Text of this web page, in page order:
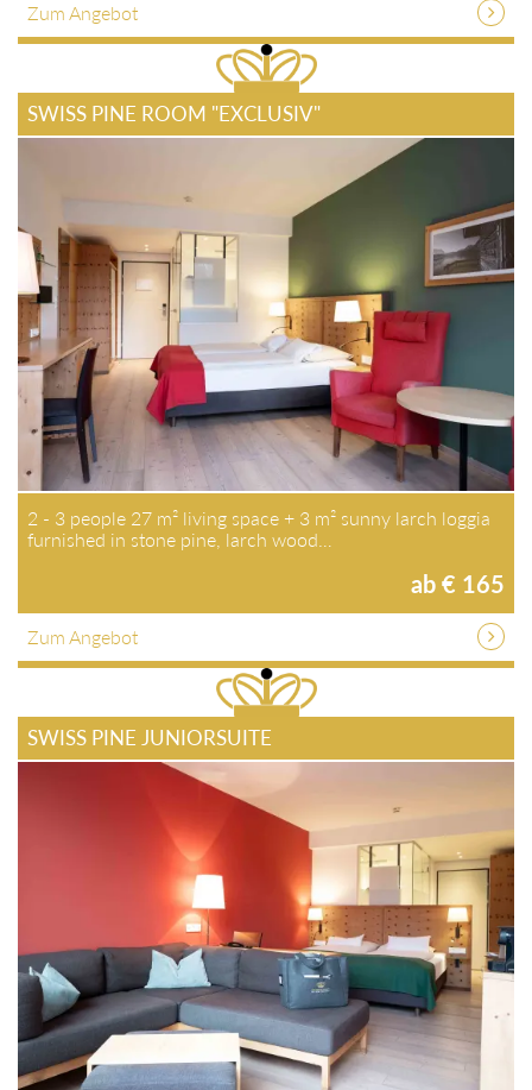
Zum Angebot
SWISS PINE ROOM "EXCLUSIV"
2 - 3 people 27 m² living space + 3 m² sunny larch loggia
furnished in stone pine, larch wood…
ab € 165
Zum Angebot
SWISS PINE JUNIORSUITE